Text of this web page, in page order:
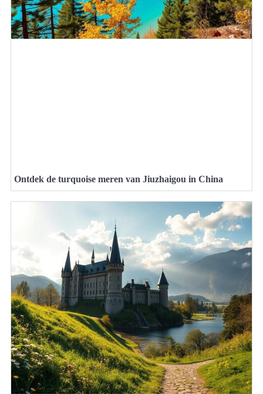
Ontdek de turquoise meren van Jiuzhaigou in China